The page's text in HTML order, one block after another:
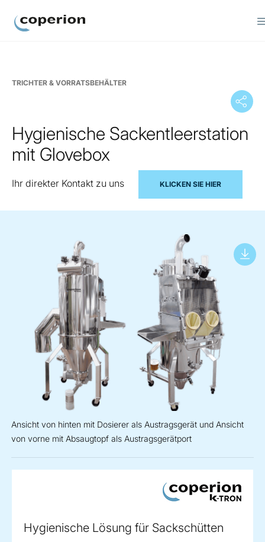
TRICHTER & VORRATSBEHÄLTER
Hygienische Sackentleerstation
mit Glovebox
Ihr direkter Kontakt zu uns KLICKEN SIE HIER
Ansicht von hinten mit Dosierer als Austragsgerät und Ansicht
von vorne mit Absaugtopf als Austragsgerätport
Hygienische Lösung für Sackschütten